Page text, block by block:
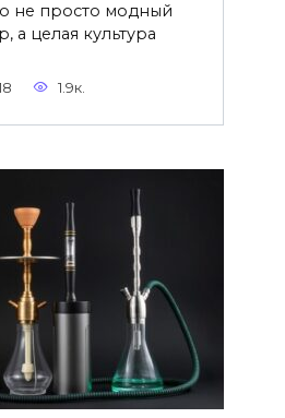
не просто модный
а целая культура
1.9к.